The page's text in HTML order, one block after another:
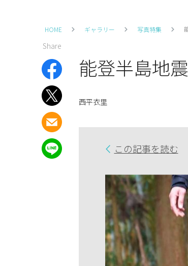
HOME ギャラリー 写真特集
Share
能登半島地
西平衣里
この記事を読む